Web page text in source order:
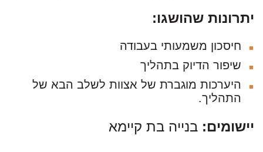
יתרונות שהושגו:
חיסכון משמעותי בעבודה
שיפור הדיוק בתהליך
היערכות מוגברת של אצוות לשלב הבא של
התהליך.
יישומים: בנייה בת קיימא